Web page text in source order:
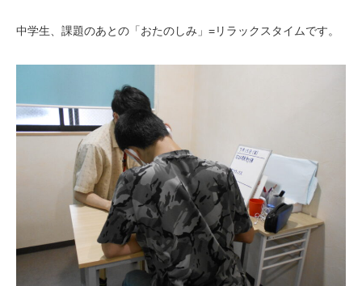
中学生、課題のあとの「おたのしみ」=リラックスタイムです。